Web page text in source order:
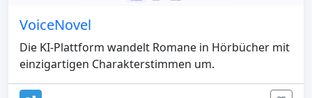
VoiceNovel
Die KI-Plattform wandelt Romane in Hörbücher mit
einzigartigen Charakterstimmen um.